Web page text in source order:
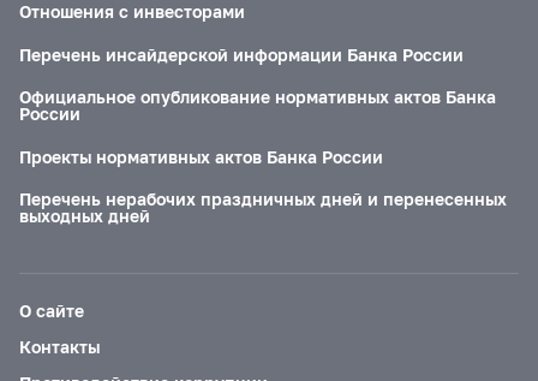
Отношения с инвесторами
Перечень инсайдерской информации Банка России
Официальное опубликование нормативных актов Банка
России
Проекты нормативных актов Банка России
Перечень нерабочих праздничных дней и перенесенных
выходных дней
О сайте
Контакты